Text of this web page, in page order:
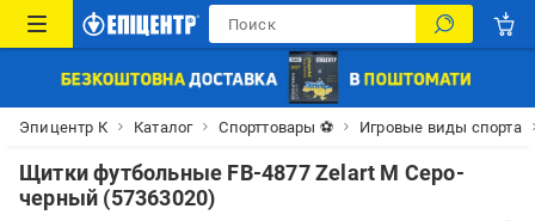
Эпицентр К Каталог Спорттовары ⚽ Игровые виды спорта
Щитки футбольные FB-4877 Zelart M Серо-
черный (57363020)